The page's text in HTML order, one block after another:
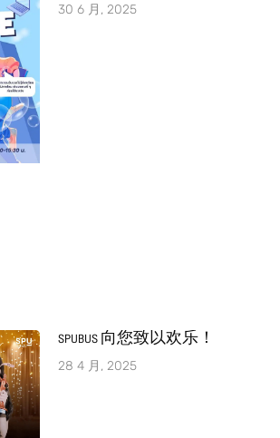
30 6 月, 2025
SPUBUS 向您致以欢乐！
28 4 月, 2025